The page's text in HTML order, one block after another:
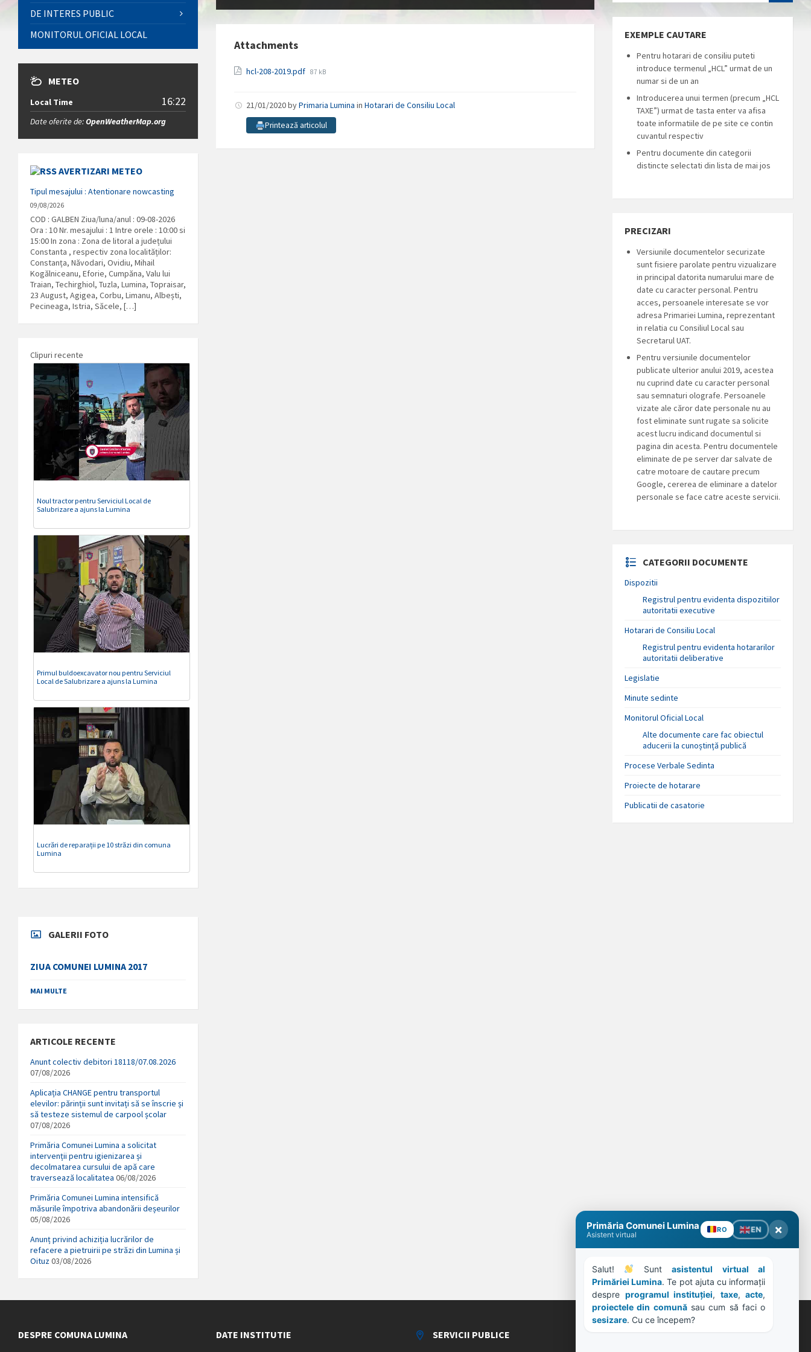
Attachments
hcl-208-2019.pdf File
87 kB
21/01/2020byPrimaria Lumina inHotarari de Consiliu Local
Printează articolul
DE INTERES PUBLIC
MONITORUL OFICIAL LOCAL
METEO
Local Time 16:22
Date oferite de:OpenWeatherMap.org
AVERTIZARI METEO
Tipul mesajului : Atentionare nowcasting
09/08/2026
COD : GALBEN Ziua/luna/anul : 09-08-2026
Ora : 10 Nr. mesajului : 1 Intre orele : 10:00 si
15:00 In zona : Zona de litoral a județului
Constanta , respectiv zona localităților:
Constanța, Năvodari, Ovidiu, Mihail
Kogălniceanu, Eforie, Cumpăna, Valu lui
Traian, Techirghiol, Tuzla, Lumina, Topraisar,
23 August, Agigea, Corbu, Limanu, Albești,
Pecineaga, Istria, Săcele, […]
Clipuri recente
Noul tractor pentru Serviciul Local de
Salubrizare a ajuns la Lumina
Primul buldoexcavator nou pentru Serviciul
Local de Salubrizare a ajuns la Lumina
Lucrări de reparații pe 10 străzi din comuna
Lumina
GALERII FOTO
ZIUA COMUNEI LUMINA 2017
MAI MULTE
ARTICOLE RECENTE
Anunt colectiv debitori 18118/07.08.2026
07/08/2026
Aplicația CHANGE pentru transportul
elevilor: părinții sunt invitați să se înscrie și
să testeze sistemul de carpool școlar
07/08/2026
Primăria Comunei Lumina a solicitat
intervenții pentru igienizarea și
decolmatarea cursului de apă care
traversează localitatea 06/08/2026
Primăria Comunei Lumina intensifică
măsurile împotriva abandonării deșeurilor
05/08/2026
Anunț privind achiziția lucrărilor de
refacere a pietruirii pe străzi din Lumina și
Oituz 03/08/2026
EXEMPLE CAUTARE
Pentru hotarari de consiliu puteti
introduce termenul „HCL” urmat de un
numar si de un an
Introducerea unui termen (precum „HCL
TAXE”) urmat de tasta enter va afisa
toate informatiile de pe site ce contin
cuvantul respectiv
Pentru documente din categorii
distincte selectati din lista de mai jos
PRECIZARI
Versiunile documentelor securizate
sunt fisiere parolate pentru vizualizare
in principal datorita numarului mare de
date cu caracter personal. Pentru
acces, persoanele interesate se vor
adresa Primariei Lumina, reprezentant
in relatia cu Consiliul Local sau
Secretarul UAT.
Pentru versiunile documentelor
publicate ulterior anului 2019, acestea
nu cuprind date cu caracter personal
sau semnaturi olografe. Persoanele
vizate ale căror date personale nu au
fost eliminate sunt rugate sa solicite
acest lucru indicand documentul si
pagina din acesta. Pentru documentele
eliminate de pe server dar salvate de
catre motoare de cautare precum
Google, cererea de eliminare a datelor
personale se face catre aceste servicii.
CATEGORII DOCUMENTE
Dispozitii
Registrul pentru evidenta dispozitiilor
autoritatii executive
Hotarari de Consiliu Local
Registrul pentru evidenta hotararilor
autoritatii deliberative
Legislatie
Minute sedinte
Monitorul Oficial Local
Alte documente care fac obiectul
aducerii la cunoștință publică
Procese Verbale Sedinta
Proiecte de hotarare
Publicatii de casatorie
DESPRE COMUNA LUMINA DATE INSTITUTIE SERVICII PUBLICE
Primăria Comunei Lumina
Asistent virtual
RO EN ×
Salut! Sunt asistentul virtual al
Primăriei Lumina. Te pot ajuta cu informații
despre programul instituției, taxe, acte
proiectele din comună
sesizare. Cu ce începem?